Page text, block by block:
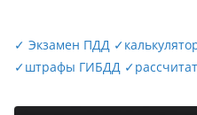
✓ Экзамен ПДД ✓
✓штрафы ГИБДД ✓